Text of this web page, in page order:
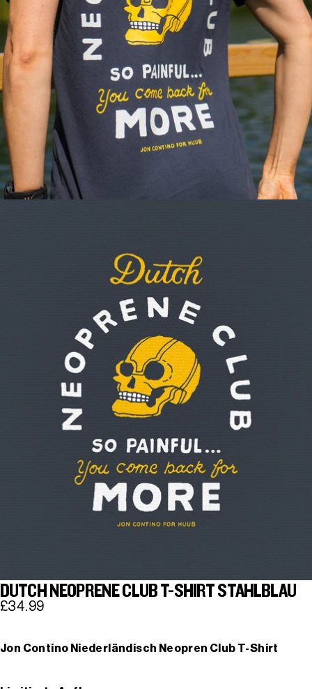
DUTCH NEOPRENE CLUB T-SHIRT STAHLBLAU
£34.99
Jon Contino Niederländisch Neopren Club T-Shirt